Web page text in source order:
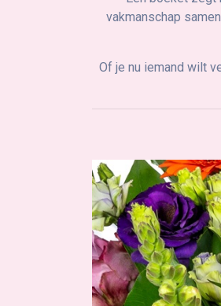
vakmanschap
Of je nu iemand wilt